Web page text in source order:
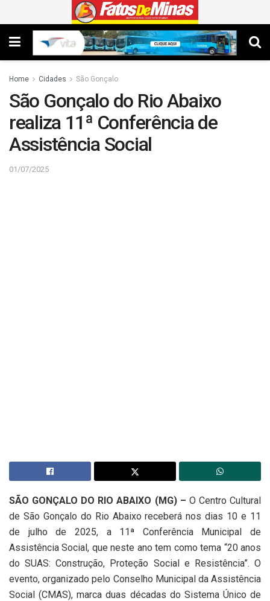
Home Cidades São Gonçalo
São Gonçalo do Rio Abaixo
realiza 11ª Conferência de
Assistência Social
01/07/2025
SÃO GONÇALO DO RIO ABAIXO (MG) – O Centro Cultural
de São Gonçalo do Rio Abaixo receberá nos dias 10 e 11
de julho de 2025, a 11ª Conferência Municipal de
Assistência Social, que neste ano tem como tema “20 anos
do SUAS: Construção, Proteção Social e Resistência”. O
evento, organizado pelo Conselho Municipal da Assistência
Social (CMAS), marca duas décadas do Sistema Único de